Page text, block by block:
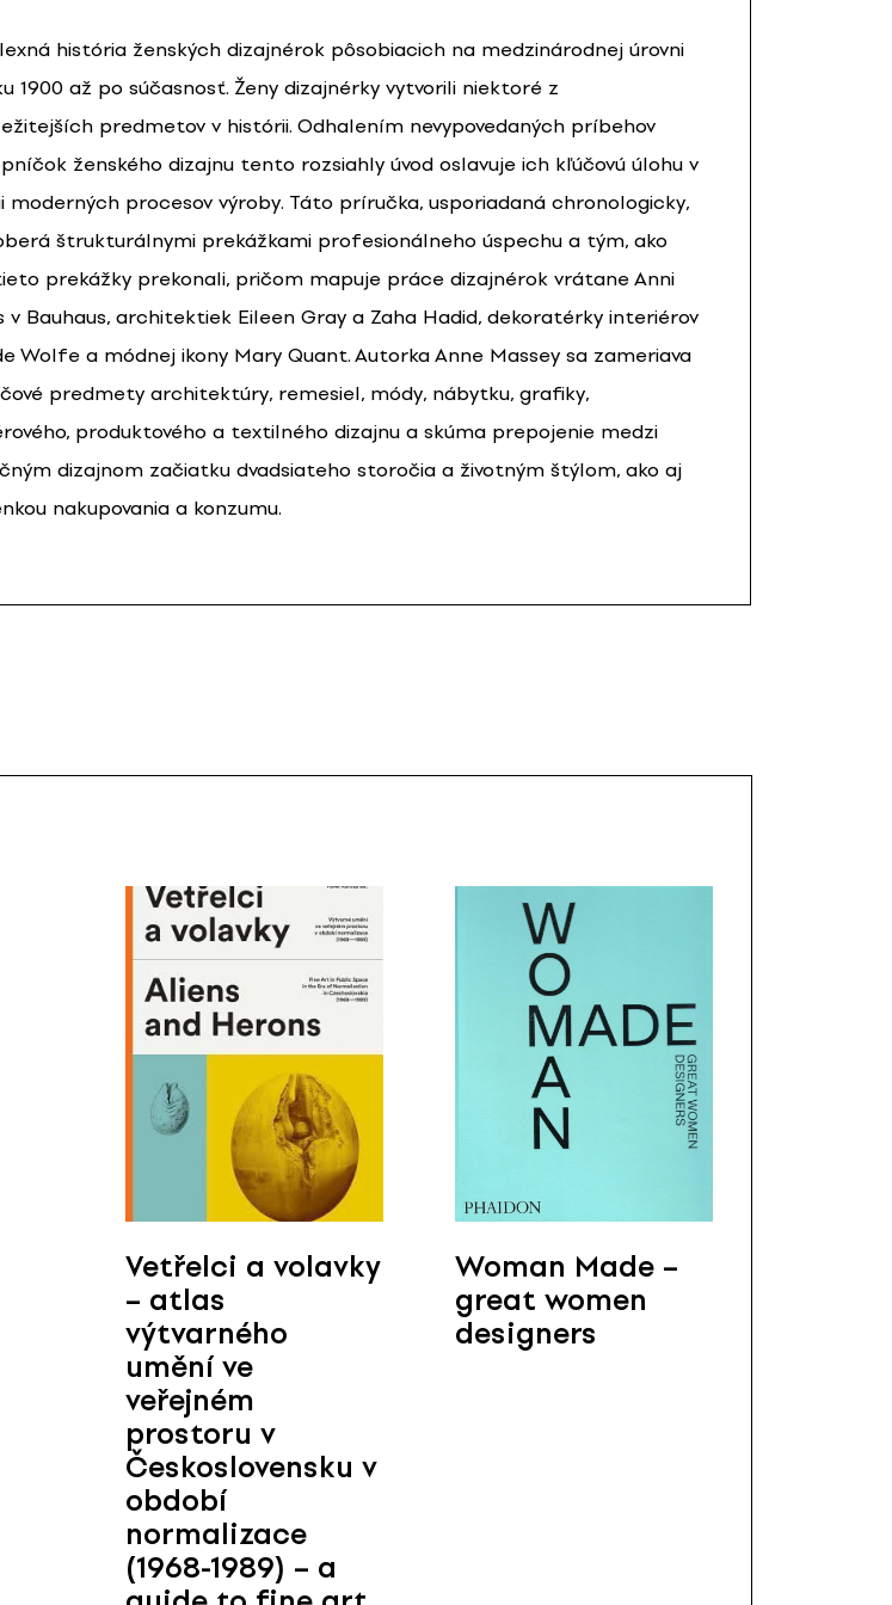
história ženských dizajnérok pôsobiacich na medzinárodnej úrovni
1900 až po súčasnosť. Ženy dizajnérky vytvorili niektoré z
predmetov v histórii. Odhalením nevypovedaných príbehov
ženského dizajnu tento rozsiahly úvod oslavuje ich kľúčovú úlohu v
moderných procesov výroby. Táto príručka, usporiadaná chronologicky,
štrukturálnymi prekážkami profesionálneho úspechu a tým, ako
prekážky prekonali, pričom mapuje práce dizajnérok vrátane Anni
v Bauhaus, architektiek Eileen Gray a Zaha Hadid, dekoratérky interiérov
Wolfe a módnej ikony Mary Quant. Autorka Anne Massey sa zameriava
predmety architektúry, remesiel, módy, nábytku, grafiky,
produktového a textilného dizajnu a skúma prepojenie medzi
dizajnom začiatku dvadsiateho storočia a životným štýlom, ako aj
nakupovania a konzumu.
Vetřelci a volavky
– atlas
výtvarného
umění ve
veřejném
prostoru v
Československu v
období
normalizace
(1968-1989) – a
Woman Made –
great women
designers